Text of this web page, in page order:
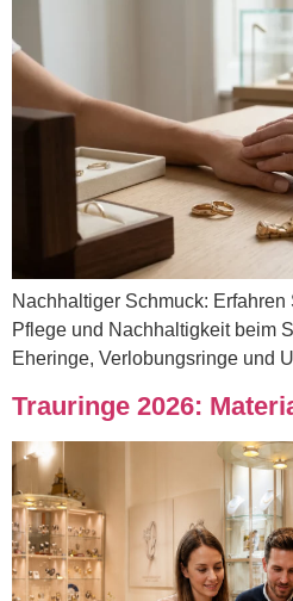
Nachhaltiger Schmuck:
Pflege und Nachhaltigkeit beim
Eheringe, Verlobungsringe und
Trauringe 2026: